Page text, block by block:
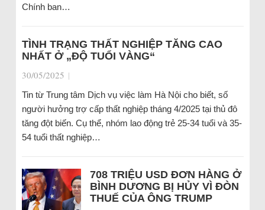
Chính ban…
TÌNH TRẠNG THẤT NGHIỆP TĂNG CAO
NHẤT Ở „ĐỘ TUỔI VÀNG“
30/05/2025 |
Tin từ Trung tâm Dịch vụ việc làm Hà Nội cho biết, số
người hưởng trợ cấp thất nghiệp tháng 4/2025 tại thủ đô
tăng đột biến. Cụ thể, nhóm lao động trẻ 25-34 tuổi và 35-
54 tuổi thất nghiệp…
708 TRIỆU USD ĐƠN HÀNG Ở
BÌNH DƯƠNG BỊ HỦY VÌ ĐÒN
THUẾ CỦA ÔNG TRUMP